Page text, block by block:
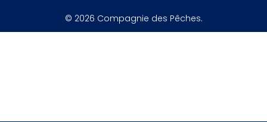
© 2026 Compagnie des Pêches.